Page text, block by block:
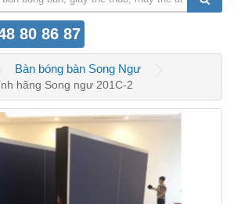
80 86 87
Bàn bóng bàn Song Ngư
hãng Song ngư 201C-2